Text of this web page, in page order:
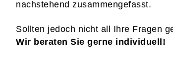
nachstehend zusammengefasst.
Sollten jedoch nicht all Ihre Fragen
Wir beraten Sie gerne individuell!